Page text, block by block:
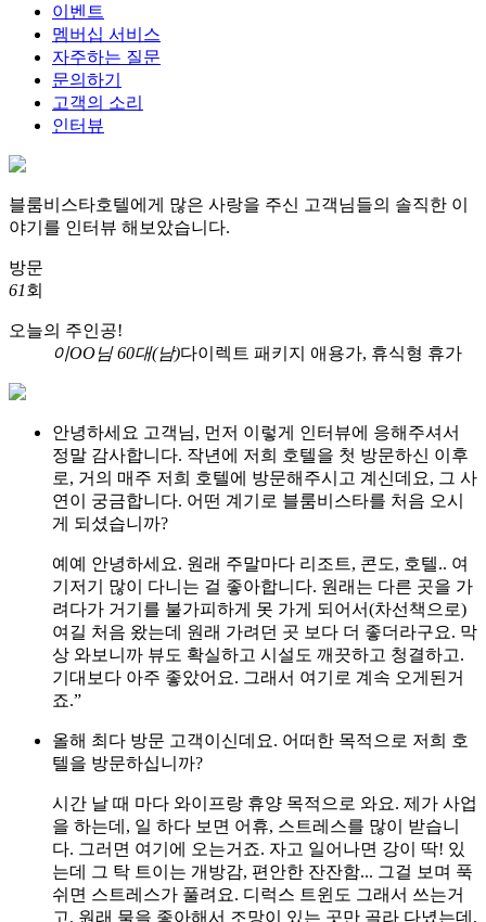
이벤트
멤버십 서비스
자주하는 질문
문의하기
고객의 소리
인터뷰
블룸비스타호텔에게 많은 사랑을 주신 고객님들의 솔직한 이
야기를 인터뷰 해보았습니다.
방문
61회
오늘의 주인공!
이OO님 60대(남)다이렉트 패키지 애용가, 휴식형 휴가
안녕하세요 고객님, 먼저 이렇게 인터뷰에 응해주셔서
정말 감사합니다. 작년에 저희 호텔을 첫 방문하신 이후
로, 거의 매주 저희 호텔에 방문해주시고 계신데요, 그 사
연이 궁금합니다. 어떤 계기로 블룸비스타를 처음 오시
게 되셨습니까?
예예 안녕하세요. 원래 주말마다 리조트, 콘도, 호텔.. 여
기저기 많이 다니는 걸 좋아합니다. 원래는 다른 곳을 가
려다가 거기를 불가피하게 못 가게 되어서(차선책으로)
여길 처음 왔는데 원래 가려던 곳 보다 더 좋더라구요. 막
상 와보니까 뷰도 확실하고 시설도 깨끗하고 청결하고.
기대보다 아주 좋았어요. 그래서 여기로 계속 오게된거
죠.”
올해 최다 방문 고객이신데요. 어떠한 목적으로 저희 호
텔을 방문하십니까?
시간 날 때 마다 와이프랑 휴양 목적으로 와요. 제가 사업
을 하는데, 일 하다 보면 어휴, 스트레스를 많이 받습니
다. 그러면 여기에 오는거죠. 자고 일어나면 강이 딱! 있
는데 그 탁 트이는 개방감, 편안한 잔잔함... 그걸 보며 푹
쉬면 스트레스가 풀려요. 디럭스 트윈도 그래서 쓰는거
고. 원래 물을 좋아해서 조망이 있는 곳만 골라 다녔는데,